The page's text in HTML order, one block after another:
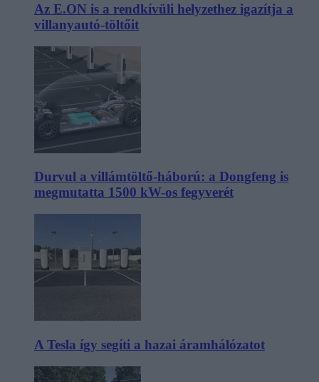
Az E.ON is a rendkívüli helyzethez igazítja a
villanyautó-töltőit
Durvul a villámtöltő-háború: a Dongfeng is
megmutatta 1500 kW-os fegyverét
A Tesla így segíti a hazai áramhálózatot